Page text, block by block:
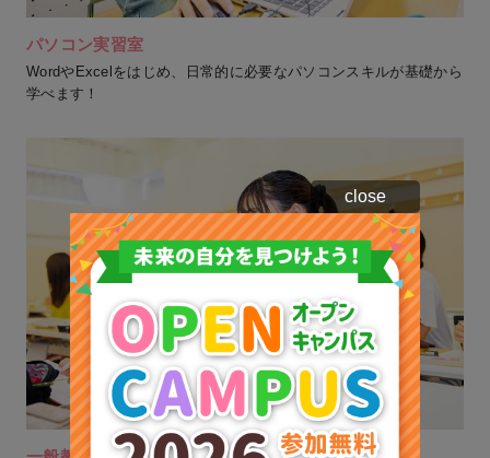
パソコン実習室
WordやExcelをはじめ、日常的に必要なパソコンスキルが基礎から
学べます！
close